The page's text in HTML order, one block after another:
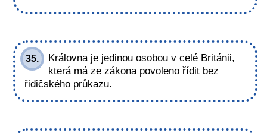
35.
Královna je jedinou osobou v celé Británii,
která má ze zákona povoleno řídit bez
řidičského průkazu.